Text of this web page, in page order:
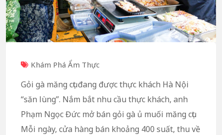
Khám Phá Ẩm Thực
Gỏi gà măng cụt đang được thực khách Hà Nội
“săn lùng”. Nắm bắt nhu cầu thực khách, anh
Phạm Ngọc Đức mở bán gỏi gà ủ muối măng cụt.
Mỗi ngày, cửa hàng bán khoảng 400 suất, thu về